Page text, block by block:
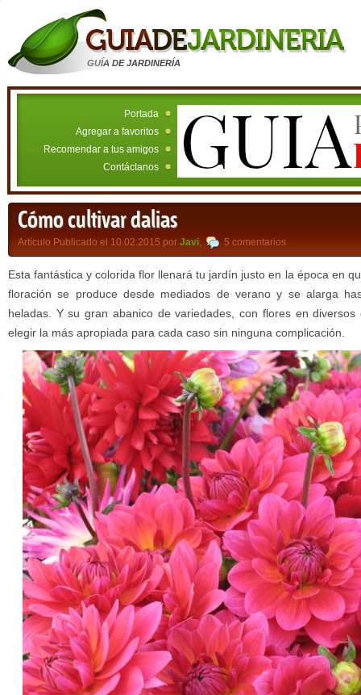
GUÍA DE JARDINERÍA
Portada
Agregar a favoritos
Recomendar a tus amigos
Contáctanos
Cómo cultivar dalias
Artículo Publicado el 10.02.2015 por Javi, 5 comentarios
Esta fantástica y colorida flor llenará tu jardín justo en la época en
floración se produce desde mediados de verano y se alarga
heladas. Y su gran abanico de variedades, con flores en
elegir la más apropiada para cada caso sin ninguna complicación.